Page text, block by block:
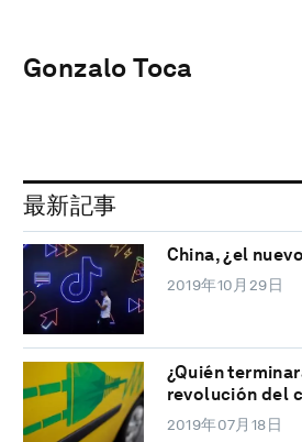
Gonzalo Toca
最新記事
China, ¿el
2019年10月29日
¿Quién
revolución del
2019年07月18日